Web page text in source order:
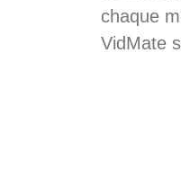
chaque
VidMate